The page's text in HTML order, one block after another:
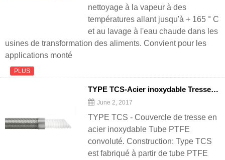
nettoyage à la vapeur à des
températures allant jusqu'à + 165 ° C
et au lavage à l'eau chaude dans les
usines de transformation des aliments. Convient pour les
applications monté
PLUS
TYPE TCS-Acier inoxydable Tresse Couvercle Convoluté PTFE Tube
June 2, 2017
TYPE TCS - Couvercle de tresse en
acier inoxydable Tube PTFE
convoluté. Construction: Type TCS
est fabriqué à partir de tube PTFE